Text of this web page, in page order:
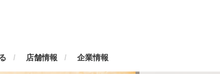
店舗情報 企業情報